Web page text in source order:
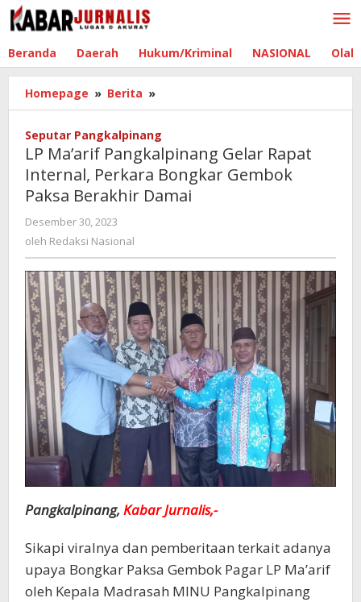
Lewati
ke
Beranda Daerah Hukum/Kriminal NASIONAL
Homepage » Berita »
Ma'arif
Gelar
Rapat
Internal,
Perkara
Berakhir
Damai
Seputar Pangkalpinang
LP Ma’arif Pangkalpinang Gelar Rapat
Internal, Perkara Bongkar Gembok
Paksa Berakhir Damai
Desember 30, 2023
Redaksi
oleh Redaksi Nasional
Pangkalpinang, Kabar Jurnalis,-
Sikapi viralnya dan pemberitaan terkait adanya
upaya Bongkar Paksa Gembok Pagar LP Ma’arif
oleh Kepala Madrasah MINU Pangkalpinang